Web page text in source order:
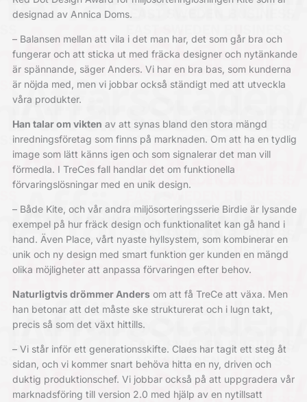
designad av Annica Doms.
– Balansen mellan att vila i det man har, det som går bra och
fungerar och att sticka ut med fräcka designer och nytänkande
är spännande, säger Anders. Vi har en bra bas, som kunderna
är nöjda med, men vi jobbar också ständigt med att utveckla
våra produkter.
Han talar om vikten av att synas bland den stora mängd
inredningsföretag som finns på marknaden. Om att ha en tydlig
image som lätt känns igen och som signalerar det man vill
förmedla. I TreCes fall handlar det om funktionella
förvaringslösningar med en unik design.
– Både Kite, och vår andra miljösorteringsserie Birdie är lysande
exempel på hur fräck design och funktionalitet kan gå hand i
hand. Även Place, vårt nyaste hyllsystem, som kombinerar en
unik och ny design med smart funktion ger kunden en mängd
olika möjligheter att anpassa förvaringen efter behov.
Naturligtvis drömmer Andersom att få TreCe att växa. Men
han betonar att det måste ske strukturerat och i lugn takt,
precis så som det växt hittills.
– Vi står inför ett generationsskifte. Claes har tagit ett steg åt
sidan, och vi kommer snart behöva hitta en ny, driven och
duktig produktionschef. Vi jobbar också på att uppgradera vår
marknadsföring till version 2.0 med hjälp av en nytillsatt